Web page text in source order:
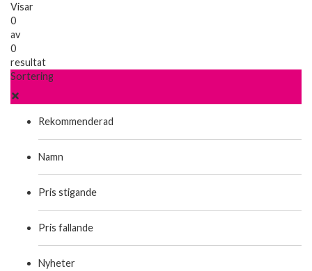
Visar
0
av
0
resultat
Sortering
Rekommenderad
Namn
Pris stigande
Pris fallande
Nyheter